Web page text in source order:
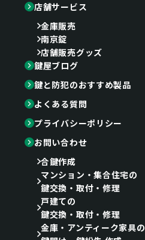
店舗サービス
金庫販売
南京錠
店舗販売グッズ
鍵屋ブログ
鍵と防犯のおすすめ製品
よくある質問
プライバシーポリシー
お問い合わせ
合鍵作成
マンション・集合住宅の
鍵交換・取付・修理
戸建ての
鍵交換・取付・修理
金庫・アンティーク家具の